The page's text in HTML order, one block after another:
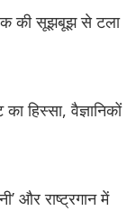
की सूझबूझ से टला
हिस्सा, वैज्ञानिकों
और राष्ट्रगान में